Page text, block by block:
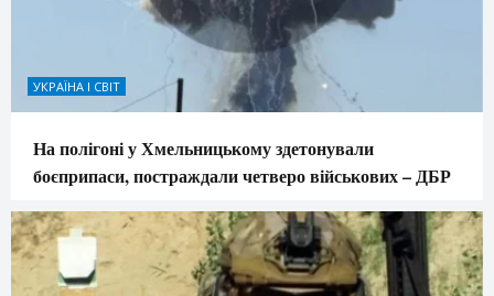
УКРАЇНА І СВІТ
На полігоні у Хмельницькому здетонували
боєприпаси, постраждали четверо військових – ДБР